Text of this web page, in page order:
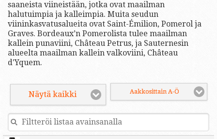
saaneista viineistään, jotka ovat maailman
halutuimpia ja kalleimpia. Muita seudun
viininkasvatusalueita ovat Saint-Émilion, Pomerol ja
Graves. Bordeaux’n Pomerolista tulee maailman
kallein punaviini, Château Petrus, ja Sauternesin
alueelta maailman kallein valkoviini, Château
d'Yquem.
Näytä kaikki Aakkosittain A-Ö